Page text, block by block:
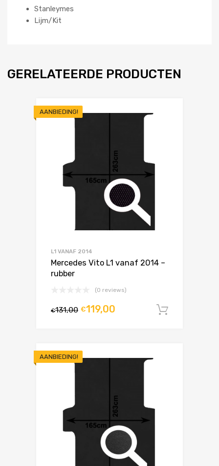
Stanleymes
Lijm/Kit
GERELATEERDE PRODUCTEN
AANBIEDING!
L1 VANAF 2014
Mercedes Vito L1 vanaf 2014 –
rubber
(0 reviews)
€131,00 €119,00
AANBIEDING!